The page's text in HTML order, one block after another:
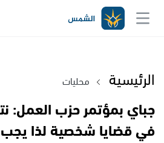
الرئيسية محليات
جباي بمؤتمر حزب العمل:
في قضايا شخصية لذا يجب